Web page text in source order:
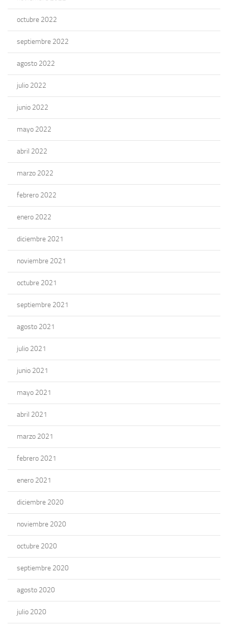
octubre 2022
septiembre 2022
agosto 2022
julio 2022
junio 2022
mayo 2022
abril 2022
marzo 2022
febrero 2022
enero 2022
diciembre 2021
noviembre 2021
octubre 2021
septiembre 2021
agosto 2021
julio 2021
junio 2021
mayo 2021
abril 2021
marzo 2021
febrero 2021
enero 2021
diciembre 2020
noviembre 2020
octubre 2020
septiembre 2020
agosto 2020
julio 2020